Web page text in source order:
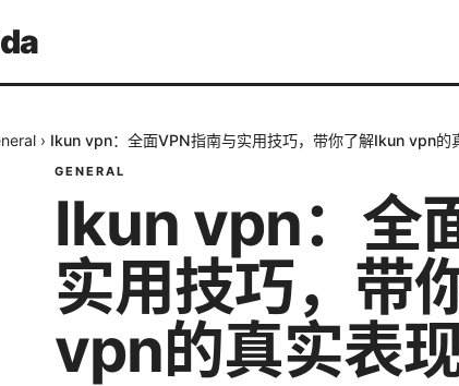
› Ikun vpn：全面VPN指南与实用技巧，带你了解Ikun vpn的
GENERAL
Ikun vpn：全
实用技巧，带
vpn的真实表